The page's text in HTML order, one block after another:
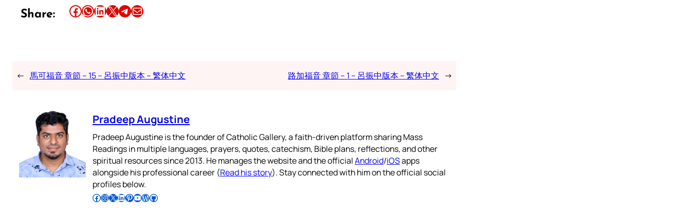
Share: Share this article on Facebook Share this article on WhatsApp Share this article on LinkedIn Share this article on X Share this article on TelegramEmail this Article
← 馬可福音 章節 – 15 – 呂振中版本 – 繁体中文 路加福音 章節 – 1 – 呂振中版本 – 繁体中文 →
Pradeep Augustine
Pradeep Augustine is the founder of Catholic Gallery, a faith-driven platform sharing Mass
Readings in multiple languages, prayers, quotes, catechism, Bible plans, reflections, and other
spiritual resources since 2013. He manages the website and the officialAndroid/iOSapps
alongside his professional career (Read his story). Stay connected with him on the official social
profiles below.
Follow Pradeep on Facebook Follow Pradeep on InstagramFollow Pradeep on X Follow Pradeep on LinkedIn Follow Pradeep on Pinterest Subscribe to Pradeep’s Youtube Channel Follow Pradeep on WordPress Follow Pradeep on GitHub